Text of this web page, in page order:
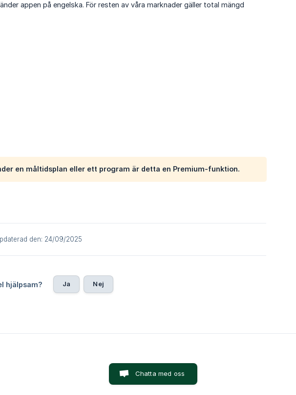
appen på engelska. För resten av våra marknader gäller total mängd
en måltidsplan eller ett program är detta en Premium-funktion.
den: 24/09/2025
hjälpsam? Ja Nej
Chatta med oss